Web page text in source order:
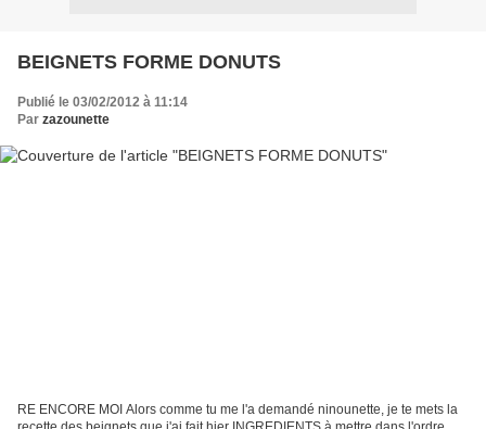
BEIGNETS FORME DONUTS
Publié le 03/02/2012 à 11:14
Par zazounette
RE ENCORE MOI Alors comme tu me l'a demandé ninounette, je te mets la